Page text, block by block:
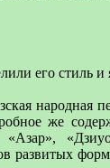
его стиль
народная
же
«Азар»,
развитых